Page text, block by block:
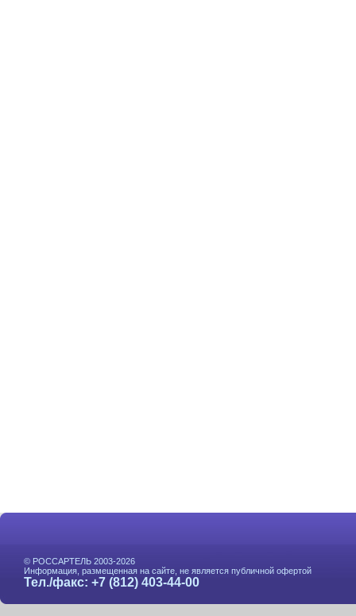
© РОССАРТЕЛЬ 2003-2026
Информация, размещенная на сайте, не является публичной офертой
Тел./факс: +7 (812) 403-44-00